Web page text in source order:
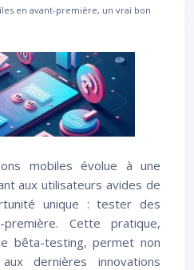
en avant-première, un vrai bon
mobiles évolue à une
aux utilisateurs avides de
unique : tester des
Cette pratique,
bêta-testing, permet non
dernières innovations